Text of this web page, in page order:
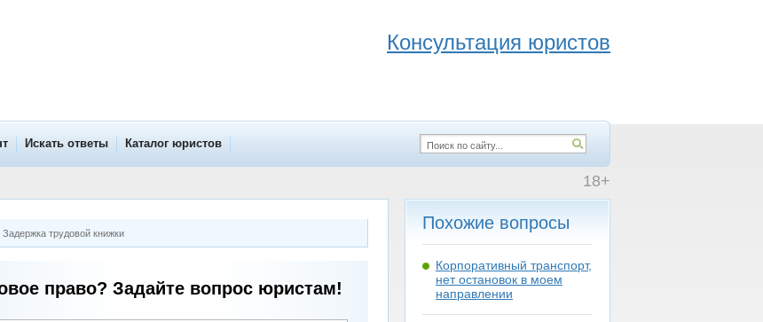
Консультация юристов
Искать ответы Каталог юристов
18+
Задержка трудовой книжки
право? Задайте вопрос юристам!
Похожие вопросы
Корпоративный транспорт,
нет остановок в моем
направлении